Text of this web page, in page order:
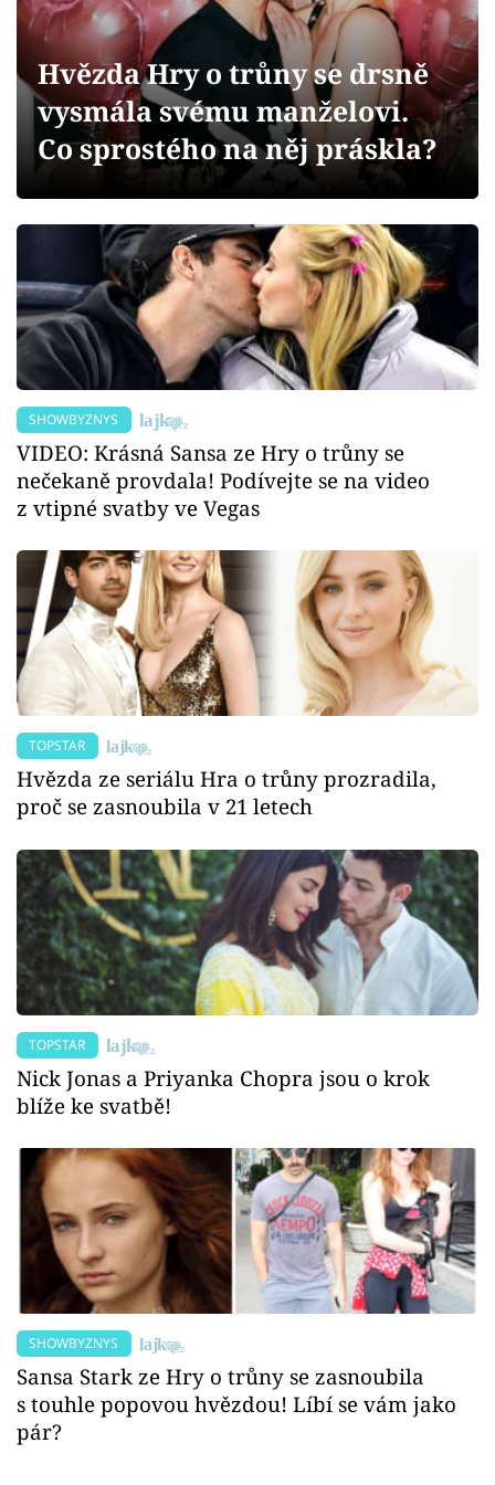
Videa
Sledujte prima+
Přihlášení
Sledujte nás
Hvězda Hry o trůny se drsně
vysmála svému manželovi.
Co sprostého na něj práskla?
SHOWBYZNYS
VIDEO: Krásná Sansa ze Hry o trůny se
nečekaně provdala! Podívejte se na video
z vtipné svatby ve Vegas
TOPSTAR
Hvězda ze seriálu Hra o trůny prozradila,
proč se zasnoubila v 21 letech
TOPSTAR
Nick Jonas a Priyanka Chopra jsou o krok
blíže ke svatbě!
SHOWBYZNYS
Sansa Stark ze Hry o trůny se zasnoubila
s touhle popovou hvězdou! Líbí se vám jako
pár?